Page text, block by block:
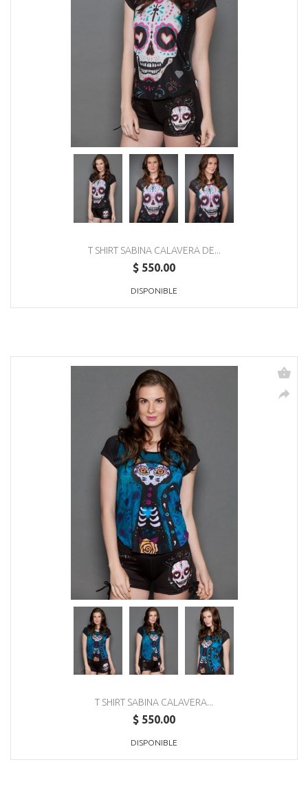
T SHIRT SABINA CALAVERA DE...
$ 550.00
DISPONIBLE
T SHIRT SABINA CALAVERA...
$ 550.00
DISPONIBLE